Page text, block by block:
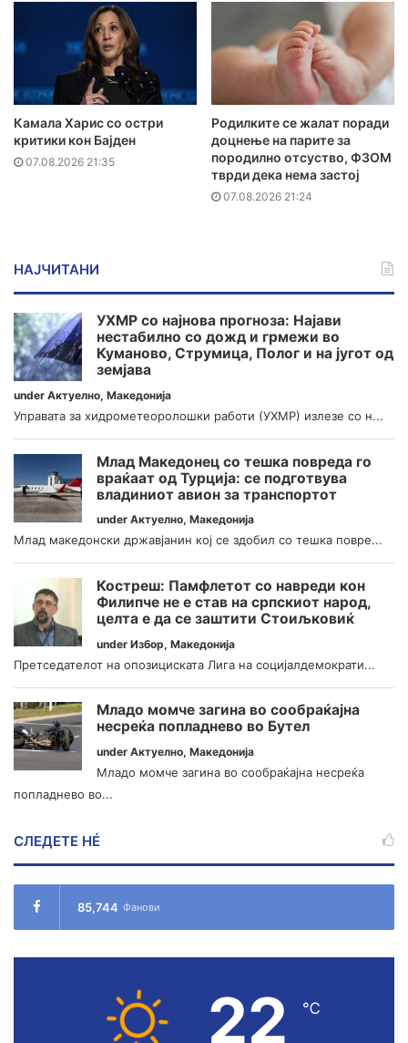
Камала Харис со остри
критики кон Бајден
07.08.2026 21:35
Родилките се жалат поради
доцнење на парите за
породилно отсуство, ФЗОМ
тврди дека нема застој
07.08.2026 21:24
НАЈЧИТАНИ
УХМР со најнова прогноза: Најави
нестабилно со дожд и грмежи во
Куманово, Струмица, Полог и на југот од
земјава
under Актуелно, Македонија
Управата за хидрометеоролошки работи (УХМР) излезе со н...
Млад Македонец со тешка повреда го
враќаат од Турција: се подготвува
владиниот авион за транспортот
under Актуелно, Македонија
Млад македонски државјанин кој се здобил со тешка повре...
Костреш: Памфлетот со навреди кон
Филипче не е став на српскиот народ,
целта е да се заштити Стоиљковиќ
under Избор, Македонија
Претседателот на опозициската Лига на социјалдемократи...
Младо момче загина во сообраќајна
несреќа попладнево во Бутел
under Актуелно, Македонија
Младо момче загина во сообраќајна несреќа
попладнево во...
СЛЕДЕТЕ НÉ
85,744 Фанови
22 ℃